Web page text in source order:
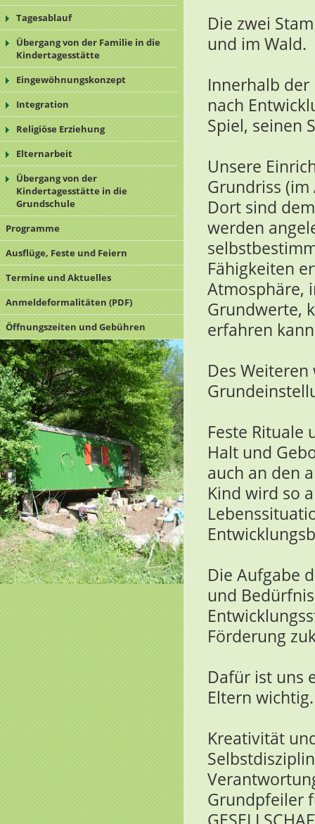
Tagesablauf
Übergang von der Familie in die
Kindertagesstätte
Eingewöhnungskonzept
Integration
Religiöse Erziehung
Elternarbeit
Übergang von der
Kindertagesstätte in die
Grundschule
Programme
Ausflüge, Feste und Feiern
Termine und Aktuelles
Anmeldeformalitäten (PDF)
Öffnungszeiten und Gebühren
Die zwei
und im Wald.
Innerhalb
nach
Spiel, seinen
Unsere
Grundriss
Dort sind
werden
Fähigkeiten
Atmosphäre,
Grundwerte,
erfahren
Des
Feste Rituale
Halt und
auch an den
Kind wird so
Die Aufgabe
und
Förderung
Dafür ist uns
Eltern wichtig.
Kreativität
Grundpfeiler